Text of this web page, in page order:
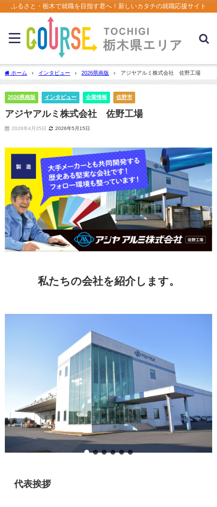
ふるさと・栃木で就職を目指す君へ！新しいカタチの就職応援サイト
ホーム インタビュー 2026県南版 アジヤアルミ株式会社 佐野工場
2026県南版 インタビュー 企業情報 佐野市
アジヤアルミ株式会社 佐野工場
2026年4月25日 2026年5月15日
私たちの会社を紹介します。
代表挨拶